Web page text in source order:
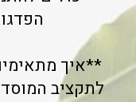
**איך
לתקציב